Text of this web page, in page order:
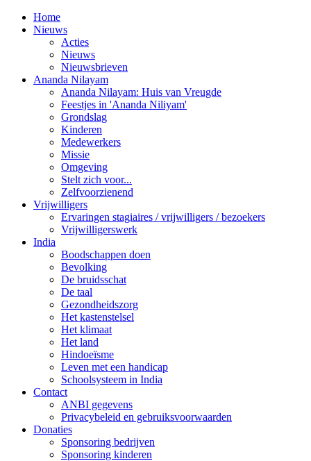
Home
Nieuws
Acties
Nieuws
Nieuwsbrieven
Ananda Nilayam
Ananda Nilayam: Huis van Vreugde
Feestjes in 'Ananda Niliyam'
Grondslag
Kinderen
Medewerkers
Missie
Omgeving
Stelt zich voor...
Zelfvoorzienend
Vrijwilligers
Ervaringen stagiaires / vrijwilligers / bezoekers
Vrijwilligerswerk
India
Boodschappen doen
Bevolking
De bruidsschat
De taal
Gezondheidszorg
Het kastenstelsel
Het klimaat
Het land
Hindoeïsme
Leven met een handicap
Schoolsysteem in India
Contact
ANBI gegevens
Privacybeleid en gebruiksvoorwaarden
Donaties
Sponsoring bedrijven
Sponsoring kinderen